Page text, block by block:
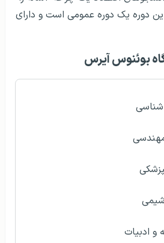
دوره یک دوره عمومی است و دارای
بوئنوس آیرس
شناسی
و ادبیات